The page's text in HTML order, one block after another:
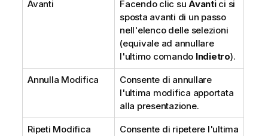
Avanti Facendo clic su Avantici si
sposta avanti di un passo
nell'elenco delle selezioni
(equivale ad annullare
l'ultimo comando Indietro).
Annulla Modifica
Consente di annullare
l'ultima modifica apportata
alla presentazione.
Ripeti Modifica
Consente di ripetere l'ultima